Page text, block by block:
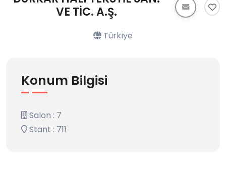
VE TİC. A.Ş.
Türkı̇ye
Konum Bilgisi
Salon : 7
Stant : 711